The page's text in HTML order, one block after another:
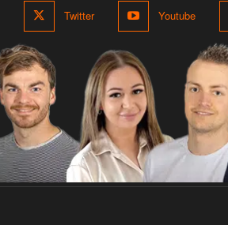
Twitter Youtube